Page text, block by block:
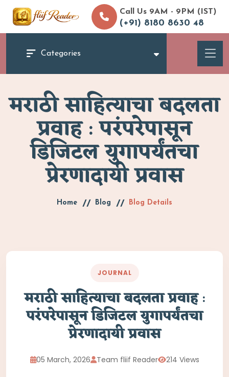
Call Us 9AM - 9PM (IST)
(+91) 8180 8630 48
Categories
मराठी साहित्याचा बदलता
प्रवाह : परंपरेपासून
डिजिटल युगापर्यंतचा
प्रेरणादायी प्रवास
Home Blog Blog Details
JOURNAL
मराठी साहित्याचा बदलता प्रवाह :
परंपरेपासून डिजिटल युगापर्यंतचा
प्रेरणादायी प्रवास
05 March, 2026 Team fliif Reader 214 Views